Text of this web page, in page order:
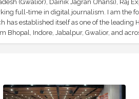
(Gwalior), Dainik Jagran (Jhansi), Raj
full-time in digital journalism. I am the
has established itself as one of the leading
Bhopal, Indore, Jabalpur, Gwalior, and